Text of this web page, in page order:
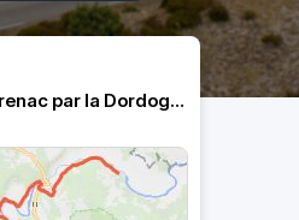
De Souillac à Carenac par la Dordogne